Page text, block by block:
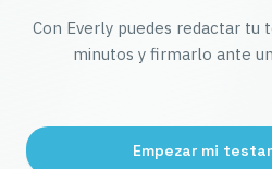
Con Everly puedes redactar
minutos y firmarlo ante
Empezar mi